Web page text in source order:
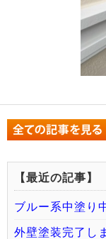
【最近の記事】
ブルー系中塗り
外壁塗装完了し